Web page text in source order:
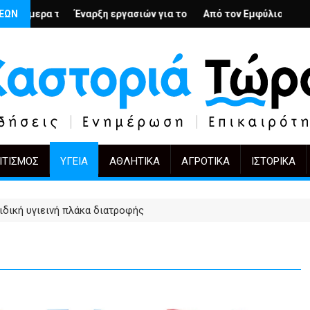
– Ο Άρμιν Βέγκνερ απέναντι στη λήθη
εργασιών για το Κέντρο Ημέρας Ολικής Φροντίδας στην
Από τον Εμφύλιο στην Πόλωση: το ίδιο
KIFF 51: Η
ΥΓΕΊΑ ΑΘΛΗΤΙΚΆ ΑΓΡΟΤΙΚΆ ΙΣΤΟΡΙΚΆ
υγιεινή πλάκα διατροφής